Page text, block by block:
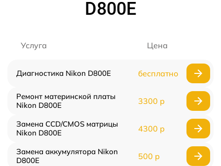
D800E
Услуга Цена
Диагностика Nikon D800E бесплатно
Ремонт материнской платы
Nikon D800E
3300 р
Замена CCD/CMOS матрицы
Nikon D800E
4300 р
Замена аккумулятора Nikon
D800E
500 р